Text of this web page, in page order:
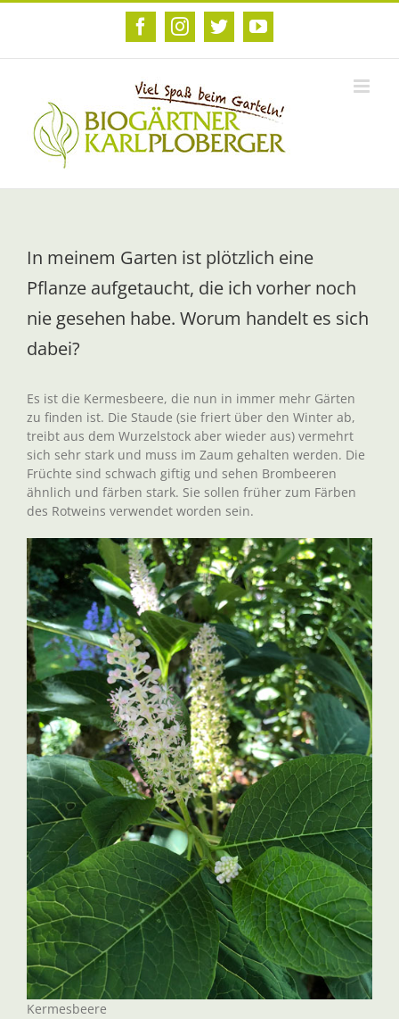
Zum
FacebookInstagram
TwitterYouTube
In meinem Garten ist plötzlich eine
Pflanze aufgetaucht, die ich vorher noch
nie gesehen habe. Worum handelt es sich
dabei?
Es ist die Kermesbeere, die nun in immer mehr Gärten
zu finden ist. Die Staude (sie friert über den Winter ab,
treibt aus dem Wurzelstock aber wieder aus) vermehrt
sich sehr stark und muss im Zaum gehalten werden. Die
Früchte sind schwach giftig und sehen Brombeeren
ähnlich und färben stark. Sie sollen früher zum Färben
des Rotweins verwendet worden sein.
Kermesbeere